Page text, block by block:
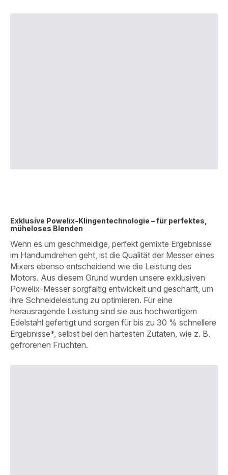
Exklusive Powelix-Klingentechnologie – für perfektes,
müheloses Blenden
Wenn es um geschmeidige, perfekt gemixte Ergebnisse
im Handumdrehen geht, ist die Qualität der Messer eines
Mixers ebenso entscheidend wie die Leistung des
Motors. Aus diesem Grund wurden unsere exklusiven
Powelix-Messer sorgfältig entwickelt und geschärft, um
ihre Schneideleistung zu optimieren. Für eine
herausragende Leistung sind sie aus hochwertigem
Edelstahl gefertigt und sorgen für bis zu 30 % schnellere
Ergebnisse*, selbst bei den härtesten Zutaten, wie z. B.
gefrorenen Früchten.